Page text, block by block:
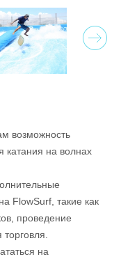
Next
возможность
катания на волнах
FlowSurf, такие как
проведение
на